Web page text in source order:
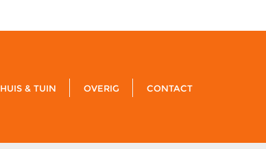
HUIS & TUIN OVERIG CONTACT